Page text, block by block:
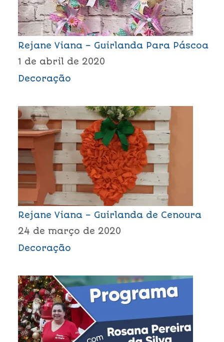
Rejane Viana – Guirlanda Para Páscoa
1 de abril de 2020
Decoração
Rejane Viana – Guirlanda de Cenoura
24 de março de 2020
Decoração